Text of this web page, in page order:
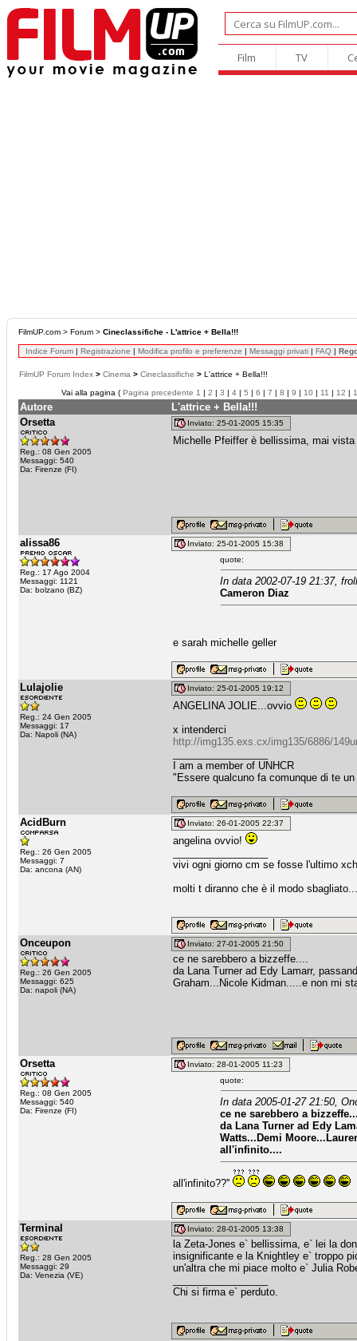
Film TV
FilmUP.com > Forum > Cineclassifiche - L'attrice + Bella!!!
Indice Forum | Registrazione | Modifica profilo e preferenze | Messaggi privati | FAQ |
FilmUP Forum Index > Cinema > Cineclassifiche > L'attrice + Bella!!!
Vai alla pagina ( Pagina precedente 1 | 2 | 3 | 4 | 5 | 6 | 7 | 8 | 9 | 10 | 11 | 12 |
Autore
L'attrice + Bella!!!
Orsetta
Reg.: 08 Gen 2005
Messaggi: 540
Da: Firenze (FI)
Inviato: 25-01-2005 15:35
Michelle Pfeiffer è bellissima, mai
alissa86
Reg.: 17 Ago 2004
Messaggi: 1121
Da: bolzano (BZ)
Inviato: 25-01-2005 15:38
quote:
In data 2002-07-19 21:37,
Cameron Diaz
e sarah michelle geller
Lulajolie
Reg.: 24 Gen 2005
Messaggi: 17
Da: Napoli (NA)
Inviato: 25-01-2005 19:12
ANGELINA JOLIE...ovvio
x intenderci
http://img135.exs.cx/img135/6886/
I am a member of UNHCR
"Essere qualcuno fa comunque di te
AcidBurn
Reg.: 26 Gen 2005
Messaggi: 7
Da: ancona (AN)
Inviato: 26-01-2005 22:37
angelina ovvio!
vivi ogni giorno cm se fosse l'ultimo
molti t diranno che è il modo
Onceupon
Reg.: 26 Gen 2005
Messaggi: 625
Da: napoli (NA)
Inviato: 27-01-2005 21:50
ce ne sarebbero a bizzeffe....
da Lana Turner ad Edy Lamarr,
Graham...Nicole Kidman.....e non mi
Orsetta
Reg.: 08 Gen 2005
Messaggi: 540
Da: Firenze (FI)
Inviato: 28-01-2005 11:23
quote:
In data 2005-01-27 21:50,
ce ne sarebbero a
da Lana Turner ad Edy
Watts...Demi
all'infinito....
all'infinito??''
Terminal
Reg.: 28 Gen 2005
Messaggi: 29
Da: Venezia (VE)
Inviato: 28-01-2005 13:38
la Zeta-Jones e` bellissima, e` lei la
insignificante e la Knightley e` troppo
un'altra che mi piace molto e` Julia
Chi si firma e` perduto.